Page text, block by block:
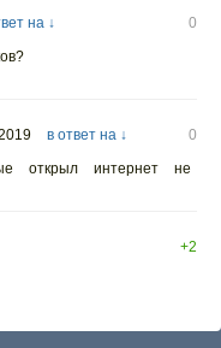
на ↓
0
в ответ на ↓
0
открыл интернет не
+2